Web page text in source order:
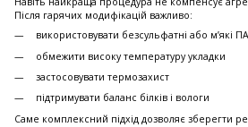
Після гарячих модифікацій важливо:
використовувати безсульфатні або м’які
обмежити високу температуру укладки
застосовувати термозахист
підтримувати баланс білків і вологи
Саме комплексний підхід дозволяє зберегти